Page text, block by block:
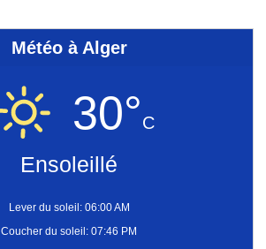
Météo à Alger
30°C
Ensoleillé
Lever du soleil: 06:00 AM
Coucher du soleil: 07:46 PM